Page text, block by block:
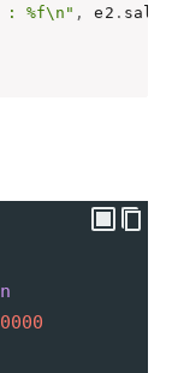
: %f\n" , e2 .